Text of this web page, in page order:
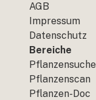
AGB
Impressum
Datenschutz
Bereiche
Pflanzensuche
Pflanzenscan
Pflanzen-Doc